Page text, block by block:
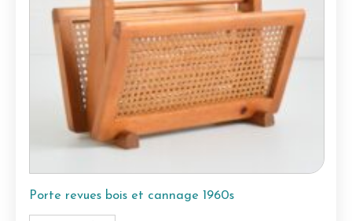
Porte revues bois et cannage 1960s